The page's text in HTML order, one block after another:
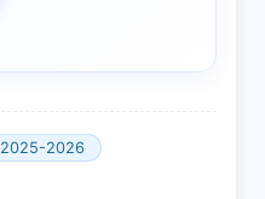
2025-2026